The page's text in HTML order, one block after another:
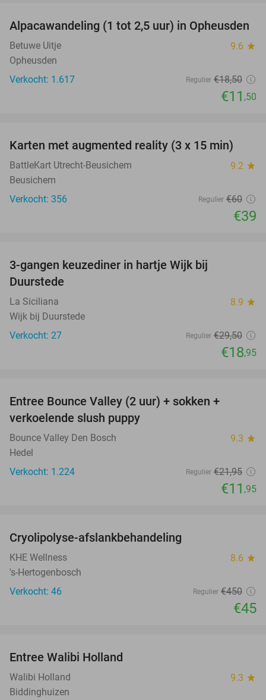
38%
Alpacawandeling (1 tot 2,5 uur) in Opheusden
Betuwe Uitje 9.6 star
Opheusden
Verkocht: 1.617
Regulier €18,50
€11 ,50
35%
Karten met augmented reality (3 x 15 min)
BattleKart Utrecht-Beusichem 9.2 star
Beusichem
Verkocht: 356
Regulier €60
€39
3-gangen keuzediner in hartje Wijk bij
Duurstede
La Siciliana 8.9 star
Wijk bij Duurstede
Verkocht: 27
Regulier €29,50
€18,95
Entree Bounce Valley (2 uur) + sokken +
verkoelende slush puppy
Bounce Valley Den Bosch 9.3 star
Hedel
Verkocht: 1.224
Regulier €21,95
€11 ,95
Cryolipolyse-afslankbehandeling
KHE Wellness 8.6 star
's-Hertogenbosch
Verkocht: 46
Regulier €450
€45
Entree Walibi Holland
Walibi Holland 9.3 star
Biddinghuizen